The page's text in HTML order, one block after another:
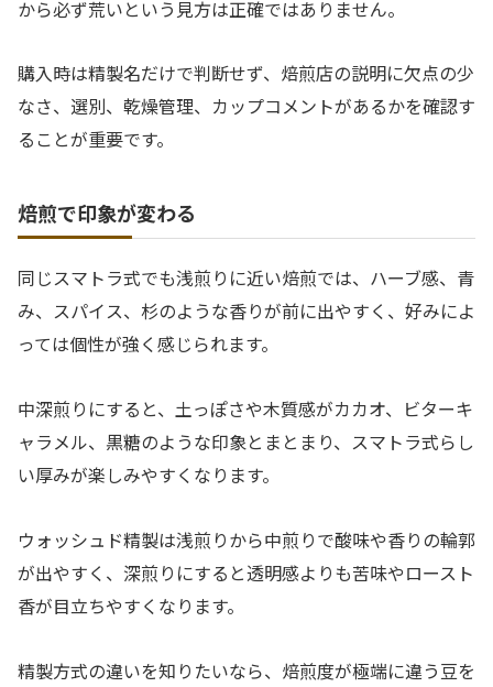
から必ず荒いという見方は正確ではありません。
購入時は精製名だけで判断せず、焙煎店の説明に欠点の少
なさ、選別、乾燥管理、カップコメントがあるかを確認す
ることが重要です。
焙煎で印象が変わる
同じスマトラ式でも浅煎りに近い焙煎では、ハーブ感、青
み、スパイス、杉のような香りが前に出やすく、好みによ
っては個性が強く感じられます。
中深煎りにすると、土っぽさや木質感がカカオ、ビターキ
ャラメル、黒糖のような印象とまとまり、スマトラ式らし
い厚みが楽しみやすくなります。
ウォッシュド精製は浅煎りから中煎りで酸味や香りの輪郭
が出やすく、深煎りにすると透明感よりも苦味やロースト
香が目立ちやすくなります。
精製方式の違いを知りたいなら、焙煎度が極端に違う豆を